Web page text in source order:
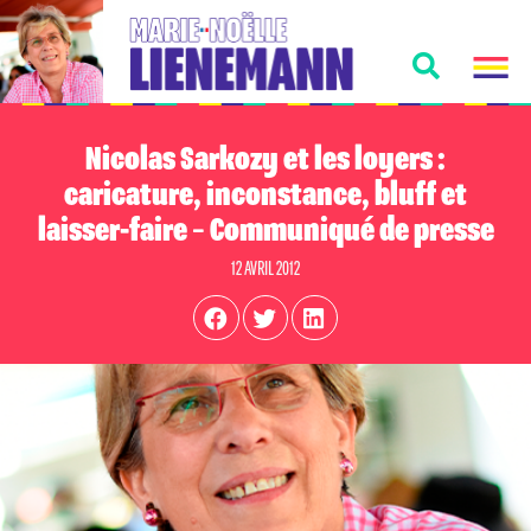
Nicolas Sarkozy et les loyers :
caricature, inconstance, bluff et
laisser-faire – Communiqué de presse
12 AVRIL 2012